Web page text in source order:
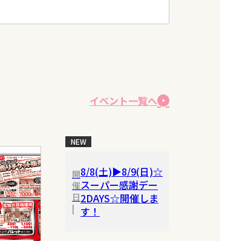
イベント一覧へ
NEW
開
催
日
|
8/8(土)▶8/9(日)☆
スーパー感謝デー
2DAYS☆開催しま
す！